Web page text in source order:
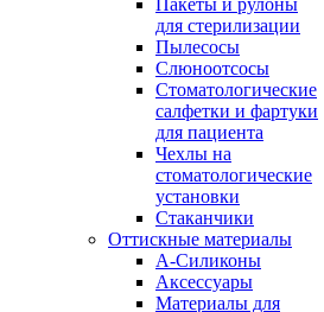
Пакеты и рулоны
для стерилизации
Пылесосы
Слюноотсосы
Стоматологические
салфетки и фартуки
для пациента
Чехлы на
стоматологические
установки
Стаканчики
Оттискные материалы
А-Силиконы
Аксессуары
Материалы для